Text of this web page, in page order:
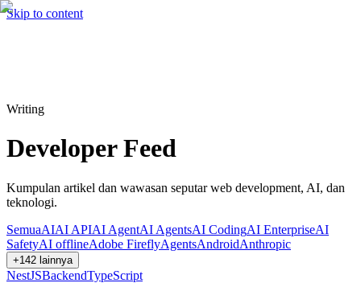
Skip to content
Cari⌘K Hire me
Writing
Developer Feed
Kumpulan artikel dan wawasan seputar web development, AI, dan
teknologi.
SemuaAIAI APIAI AgentAI AgentsAI CodingAI EnterpriseAI
SafetyAI offlineAdobe FireflyAgentsAndroidAnthropic
+142 lainnya
NestJSBackendTypeScript